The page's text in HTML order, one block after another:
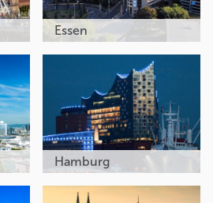
Essen
Hamburg